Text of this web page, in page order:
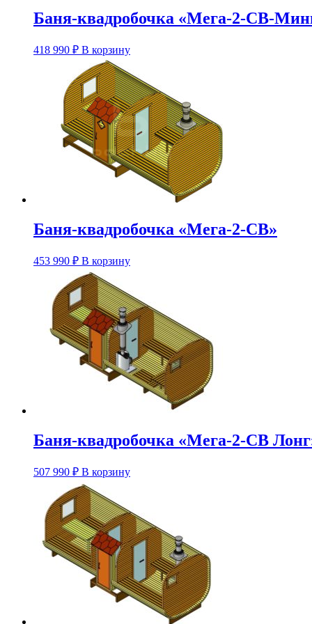
Баня-квадробочка «Мега-2-СВ-
418 990 ₽ В корзинуЭтот
имеет
несколько
вариаций.
Опции
можно
выбрать
на
странице
товара.
Баня-квадробочка «Мега-2-СВ»
453 990 ₽ В корзинуЭтот
несколько
вариаций.
Опции
можно
выбрать
на
странице
товара.
Баня-квадробочка «Мега-2-СВ
507 990 ₽ В корзинуЭтот
вариаций.
Опции
можно
выбрать
на
странице
товара.